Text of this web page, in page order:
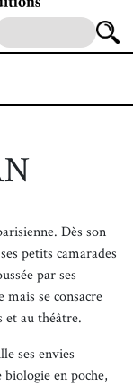
Dès son
petits camarades
par ses
mais se consacre
et au théâtre.
ses envies
en poche,